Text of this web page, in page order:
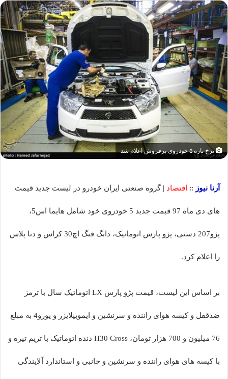
نرخ تازه ۵ خودروی پرفروش اعلام شد
آرنا نیوز :: اقتصاد | گروه صنعتی ایران خودرو در لیست جدید قیمت
های دی ماه 97 قیمت جدید 5 خودروی خود شامل هایما اس5،
پژو207 دستی، پژو پارس اتوماتیک، دانگ فنگ اچ30 کراس و دنا پلاس
را اعلام کرد.
بر اساس این لیست، قیمت پژو پارس LX اتوماتیک سال با ترمز
ضدقفل و کیسه هوای راننده و سرنشین و ایموبیلایزر و یورو4 به مبلغ
76 میلیون و 700 هزار تومان، H30 Cross دنده اتوماتیک با تریم تیره و
با کیسه های هوای راننده و سرنشین و جانبی و استاندارد آلایندگی